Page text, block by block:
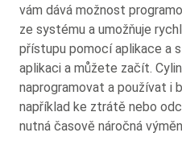
vám dává možnost
ze systému a umožňuje
přístupu pomocí aplikace a
aplikaci a můžete začít.
naprogramovat a používat i
například ke ztrátě nebo
nutná časově náročná